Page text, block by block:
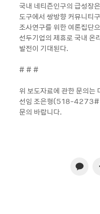
국내 네티즌인구의 급성장
도구에서 쌍방향 커뮤니티
조사연구를 위한 여론집단
선두기업의 제휴로 국내 온
발전이 기대된다.
# # #
위 보도자료에 관한 문의는
선임 조은형(518-
문의 바랍니다.